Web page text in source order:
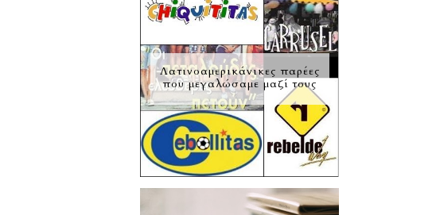
Λατινοαμερικάνικες παρέες
που μεγαλώσαμε μαζί τους